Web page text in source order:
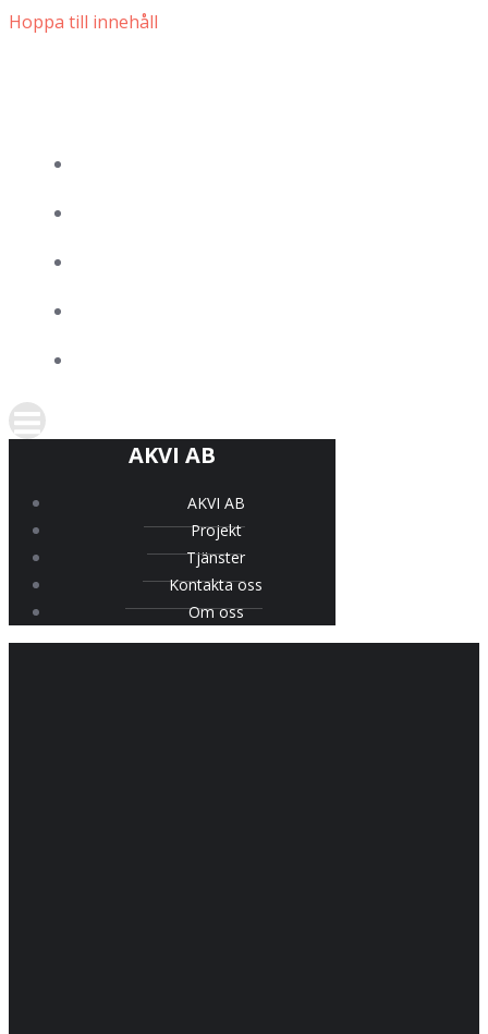
Hoppa till innehåll
AKVI AB
AKVI AB
Projekt
Tjänster
Kontakta oss
Om oss